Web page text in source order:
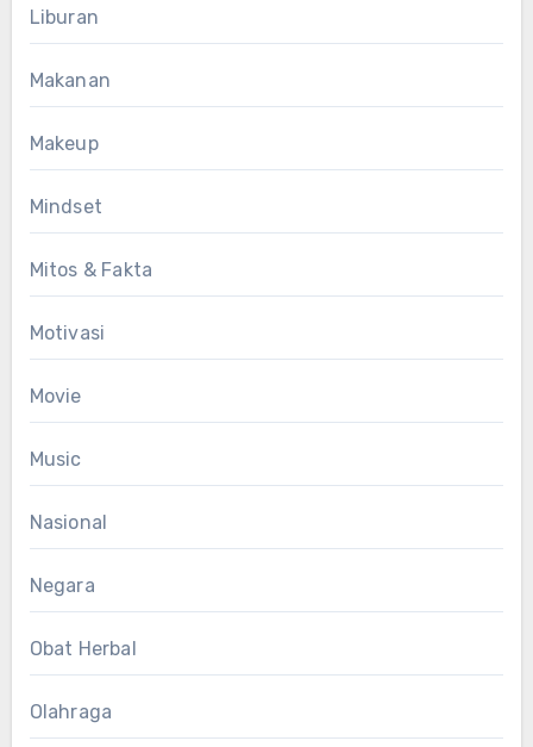
Liburan
Makanan
Makeup
Mindset
Mitos & Fakta
Motivasi
Movie
Music
Nasional
Negara
Obat Herbal
Olahraga